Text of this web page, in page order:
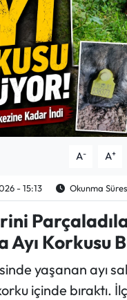
A- A+
- 15:13 Okunma
Ayı Korkusu
yaşanan ayı
içinde bıraktı.